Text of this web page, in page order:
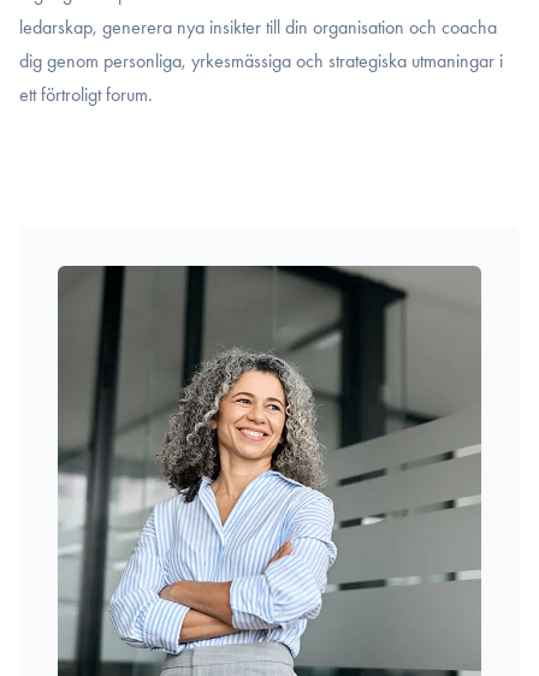
ledarskap, generera nya insikter till din organisation och coacha
dig genom personliga, yrkesmässiga och strategiska utmaningar i
ett förtroligt forum.